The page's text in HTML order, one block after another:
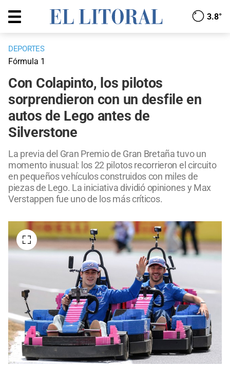
3.8°
DEPORTES
Fórmula 1
Con Colapinto, los pilotos
sorprendieron con un desfile en
autos de Lego antes de
Silverstone
La previa del Gran Premio de Gran Bretaña tuvo un
momento inusual: los 22 pilotos recorrieron el circuito
en pequeños vehículos construidos con miles de
piezas de Lego. La iniciativa dividió opiniones y Max
Verstappen fue uno de los más críticos.